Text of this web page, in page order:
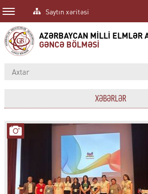
Saytın xəritəsi
AZƏRBAYCAN MİLLİ ELMLƏR
GƏNCƏ BÖLMƏSİ
XƏBƏRLƏR